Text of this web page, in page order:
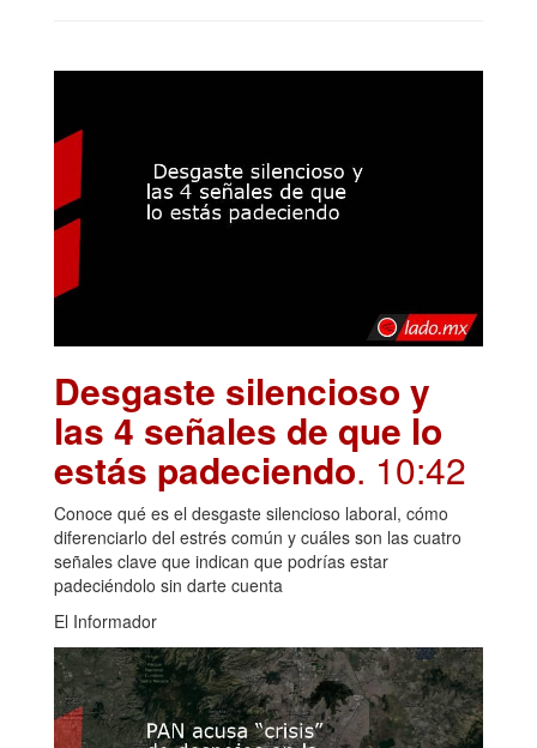
Desgaste silencioso y
las 4 señales de que lo
estás padeciendo. 10:42
Conoce qué es el desgaste silencioso laboral, cómo
diferenciarlo del estrés común y cuáles son las cuatro
señales clave que indican que podrías estar
padeciéndolo sin darte cuenta
El Informador